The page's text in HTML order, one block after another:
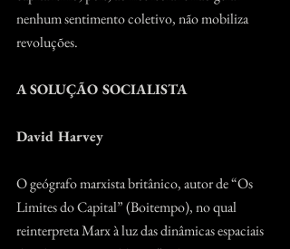
nenhum sentimento coletivo, não mobiliza
revoluções.
A SOLUÇÃO SOCIALISTA
David Harvey
O geógrafo marxista britânico, autor de “Os
Limites do Capital” (Boitempo), no qual
reinterpreta Marx à luz das dinâmicas espaciais